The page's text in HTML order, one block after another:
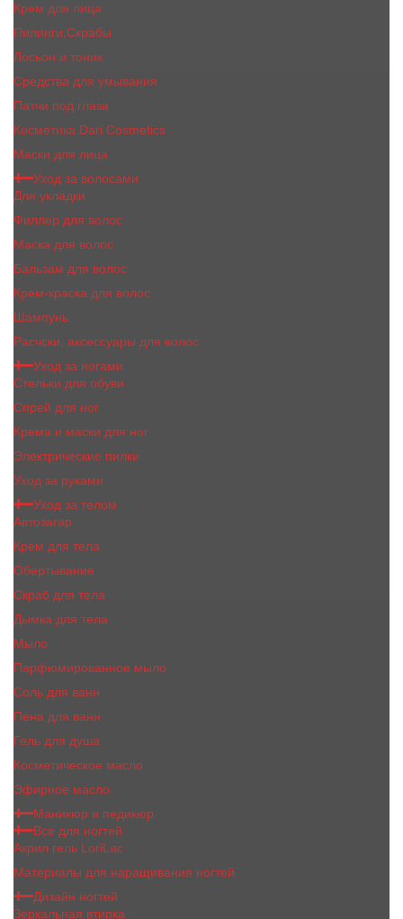
Крем для лица
Пилинги,Скрабы
Лосьон и тоник
Средства для умывания
Патчи под глаза
Косметика Dari Cosmetics
Маски для лица
Уход за волосами
Для укладки
Филлер для волос
Маска для волос
Бальзам для волос
Крем-краска для волос
Шампунь
Расчски, аксессуары для волос
Уход за ногами
Стельки для обуви
Спрей для ног
Крема и маски для ног
Электрические пилки
Уход за руками
Уход за телом
Автозагар
Крем для тела
Обертывание
Скраб для тела
Дымка для тела
Мыло
Парфюмированное мыло
Соль для ванн
Пена для ванн
Гель для душа
Косметическое масло
Эфирное масло
Маникюр и педикюр
Все для ногтей
Акрил гель LoriLac
Материалы для наращивания ногтей
Дизайн ногтей
Зеркальная втирка